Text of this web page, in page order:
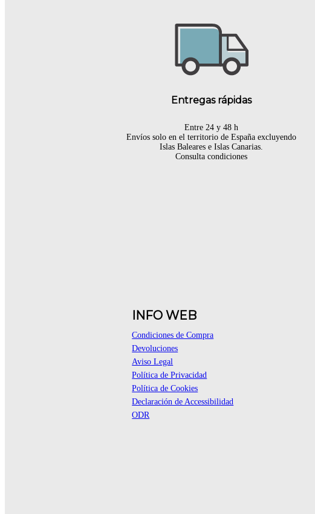
Entregas rápidas
Entre 24 y 48 h
Envíos solo en el territorio de España excluyendo
Islas Baleares e Islas Canarias.
Consulta condiciones
INFO WEB
Condiciones de Compra
Devoluciones
Aviso Legal
Política de Privacidad
Política de Cookies
Declaración de Accessibilidad
ODR